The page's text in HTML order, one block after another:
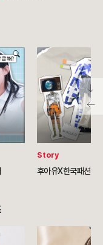
Story
후아유X한국패션디